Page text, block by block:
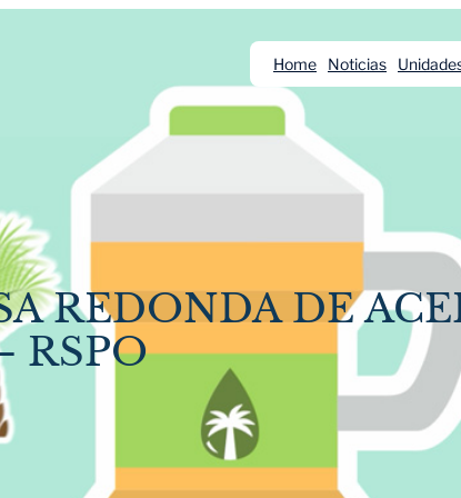
Home Noticias
REDONDA DE
RSPO